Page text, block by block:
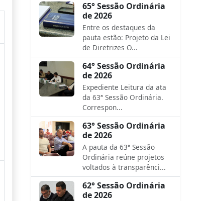
65° Sessão Ordinária
de 2026
Entre os destaques da
pauta estão: Projeto da Lei
de Diretrizes O...
64° Sessão Ordinária
de 2026
Expediente Leitura da ata
da 63ª Sessão Ordinária.
Correspon...
63° Sessão Ordinária
de 2026
A pauta da 63ª Sessão
Ordinária reúne projetos
voltados à transparênci...
62° Sessão Ordinária
de 2026